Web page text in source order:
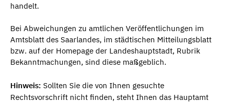
handelt.
Bei Abweichungen zu amtlichen Veröffentlichungen im
Amtsblatt des Saarlandes, im städtischen Mitteilungsblatt
bzw. auf der Homepage der Landeshauptstadt, Rubrik
Bekanntmachungen, sind diese maßgeblich.
Hinweis: Sollten Sie die von Ihnen gesuchte
Rechtsvorschrift nicht finden, steht Ihnen das Hauptamt